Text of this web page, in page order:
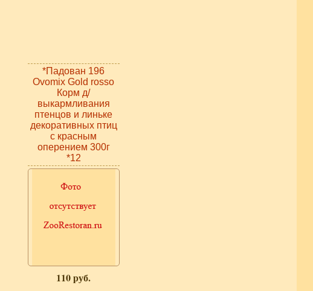
*Падован 196
Ovomix Gold rosso
Корм д/
выкармливания
птенцов и линьке
декоративных птиц
с красным
оперением 300г
*12
110 руб.